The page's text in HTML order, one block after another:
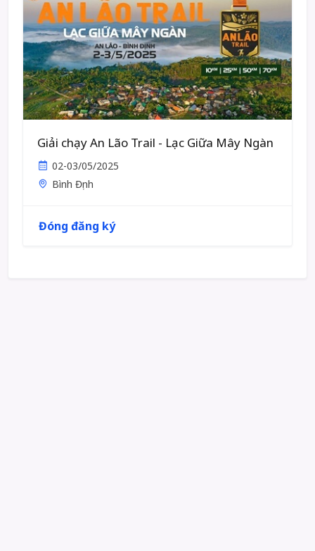
Giải chạy An Lão Trail - Lạc Giữa Mây Ngàn
02-03/05/2025
Bình Định
Đóng đăng ký